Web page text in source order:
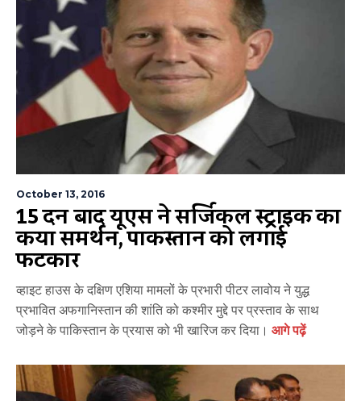
October 13, 2016
15 दिन बाद यूएस ने सर्जिकल स्ट्राइक का
किया समर्थन, पाकिस्तान को लगाई
फटकार
व्हाइट हाउस के दक्षिण एशिया मामलों के प्रभारी पीटर लावोय ने युद्ध
प्रभावित अफगानिस्तान की शांति को कश्मीर मुद्दे पर प्रस्ताव के साथ
जोड़ने के पाकिस्तान के प्रयास को भी खारिज कर दिया। आगे पढ़ें